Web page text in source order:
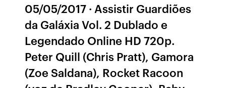
05/05/2017 · Assistir Guardiões
da Galáxia Vol. 2 Dublado e
Legendado Online HD 720p.
Peter Quill (Chris Pratt), Gamora
(Zoe Saldana), Rocket Racoon